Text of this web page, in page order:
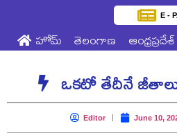
E -
హోమ్ తెలంగాణ ఆంధ్రప్రదేశ్
ఒకటో తేదీనే
Editor June 10,